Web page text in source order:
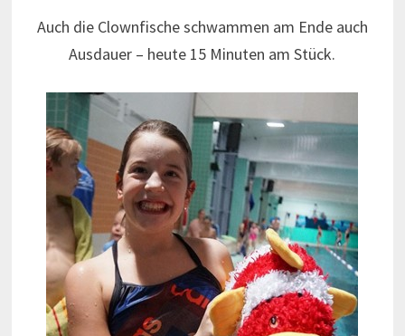
Auch die Clownfische schwammen am Ende auch
Ausdauer – heute 15 Minuten am Stück.